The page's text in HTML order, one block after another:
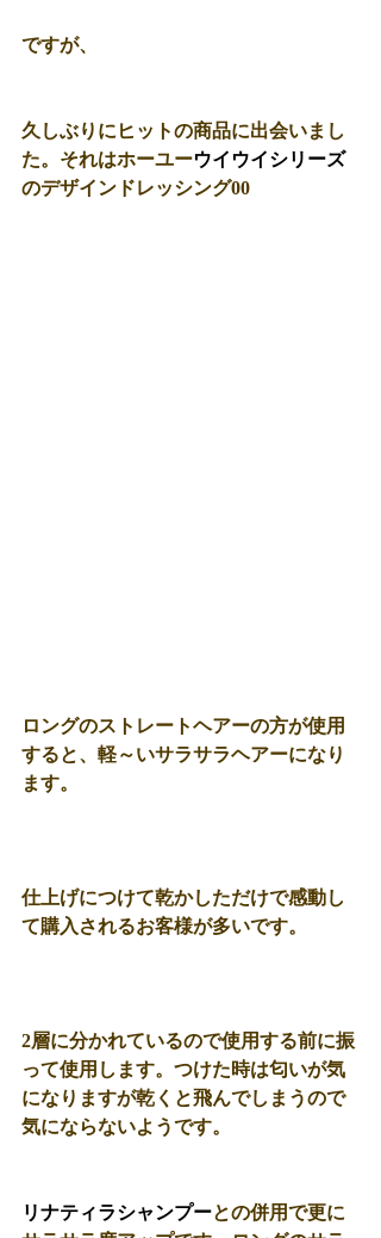
ですが、
久しぶりにヒットの商品に出会いまし
た。それはホーユーウイウイシリーズ
のデザインドレッシング00
ロングのストレートヘアーの方が使用
すると、軽～いサラサラヘアーになり
ます。
仕上げにつけて乾かしただけで感動し
て購入されるお客様が多いです。
2層に分かれているので使用する前に振
って使用します。つけた時は匂いが気
になりますが乾くと飛んでしまうので
気にならないようです。
リナティラシャンプーとの併用で更に